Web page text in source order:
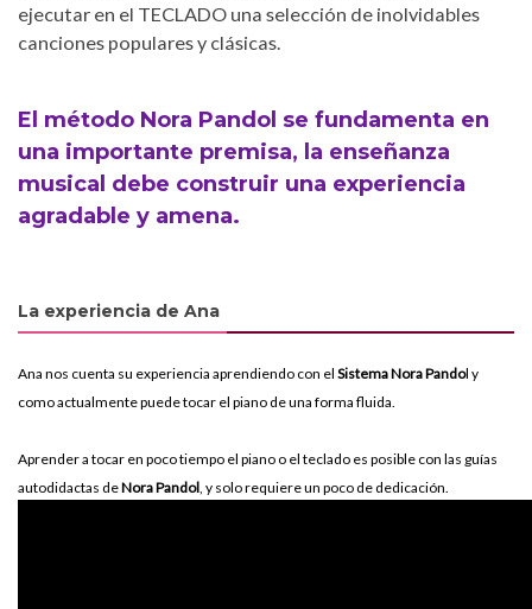
ejecutar en el TECLADO una selección de inolvidables
canciones populares y clásicas.
El método Nora Pandol se fundamenta en
una importante premisa, la enseñanza
musical debe construir una experiencia
agradable y amena.
La experiencia de Ana
Ana nos cuenta su experiencia aprendiendo con el Sistema Nora Pandol y
como actualmente puede tocar el piano de una forma fluida.
Aprender a tocar en poco tiempo el piano o el teclado es posible con las guías
autodidactas deNora Pandol, y solo requiere un poco de dedicación.